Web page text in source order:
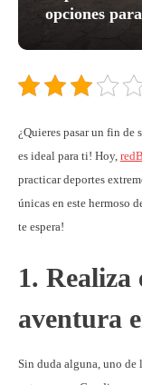
opciones
¿Quieres pasar un fin de
es ideal para ti! Hoy,
practicar deportes
únicas en este hermoso
te espera!
1.
aventura
Sin duda alguna, uno de